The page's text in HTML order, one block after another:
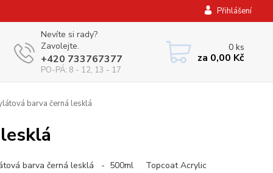
Přihlášení
Nevíte si rady?
Zavolejte.
+420 733767377
PO-PÁ: 8 - 12, 13 - 17
0 ks
za 0,00 Kč
barva černá lesklá
barva černá lesklá - 500ml Topcoat Acrylic